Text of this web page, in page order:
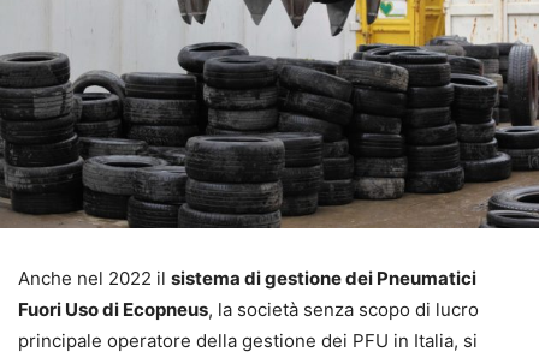
Anche nel 2022 il sistema di gestione dei Pneumatici
Fuori Uso di Ecopneus, la società senza scopo di lucro
principale operatore della gestione dei PFU in Italia, si